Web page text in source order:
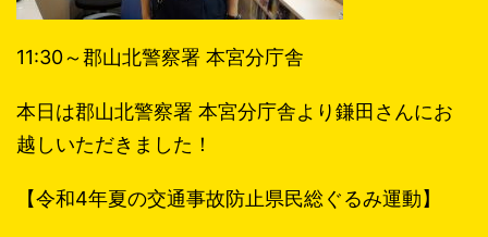
11:30～郡山北警察署 本宮分庁舎
本日は郡山北警察署 本宮分庁舎より鎌田さんにお
越しいただきました！
【令和4年夏の交通事故防止県民総ぐるみ運動】